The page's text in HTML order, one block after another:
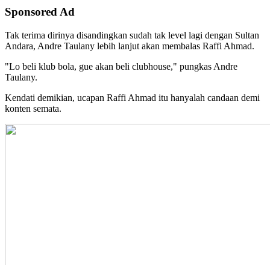
Sponsored Ad
Tak terima dirinya disandingkan sudah tak level lagi dengan Sultan
Andara, Andre Taulany lebih lanjut akan membalas Raffi Ahmad.
"Lo beli klub bola, gue akan beli clubhouse," pungkas Andre
Taulany.
Kendati demikian, ucapan Raffi Ahmad itu hanyalah candaan demi
konten semata.